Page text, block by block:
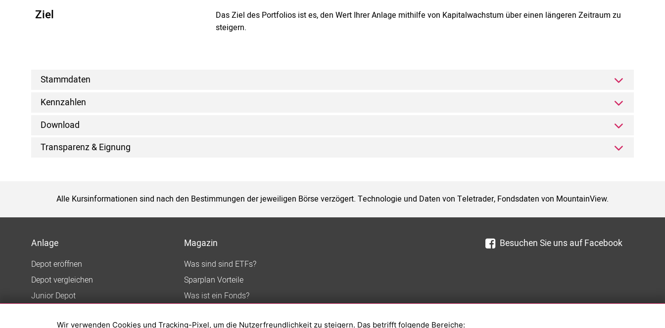
Ziel
Das Ziel des Portfolios ist es, den Wert Ihrer Anlage mithilfe von Kapitalwachstum über einen längeren Zeitraum zu
steigern.
Stammdaten
Kennzahlen
Download
Transparenz & Eignung
Alle Kursinformationen sind nach den Bestimmungen der jeweiligen Börse verzögert. Technologie und Daten von Teletrader, Fondsdaten von MountainView.
Anlage
Depot eröffnen
Depot vergleichen
Junior Depot
Magazin
Was sind sind ETFs?
Sparplan Vorteile
Was ist ein Fonds?
Besuchen Sie uns auf Facebook
Wir verwenden Cookies und Tracking-Pixel, um die Nutzerfreundlichkeit zu steigern. Das betrifft folgende Bereiche: